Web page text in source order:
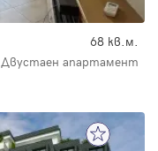
68 кв.м.
Двустаен апартамент